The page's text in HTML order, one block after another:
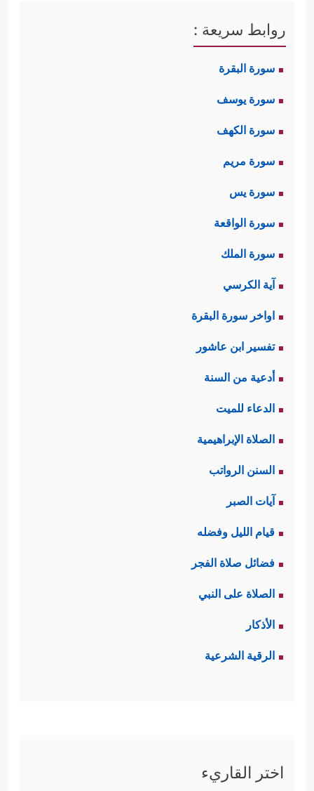
روابط سريعة :
سورة البقرة
سورة يوسف
سورة الكهف
سورة مريم
سورة يس
سورة الواقعة
سورة الملك
آية الكرسي
اواخر سورة البقرة
تفسير ابن عاشور
أدعية من السنة
الدعاء للميت
الصلاة الإبراهيمية
السنن الرواتب
آيات الصبر
قيام الليل وفضله
فضائل صلاة الفجر
الصلاة على النبي
الأذكار
الرقية الشرعية
اختر القاريء